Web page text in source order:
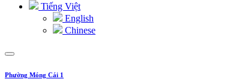
Tiếng Việt
English
Chinese
Phường Móng Cái 1